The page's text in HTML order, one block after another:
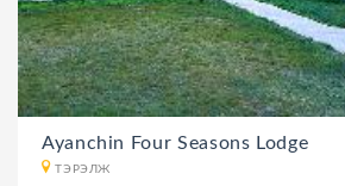
Ayanchin Four Seasons Lodge
ТЭРЭЛЖ